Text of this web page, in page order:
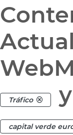
Tráfico
capital verde